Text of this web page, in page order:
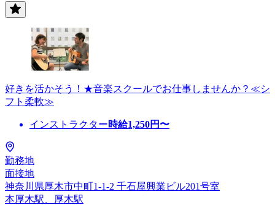
好きを活かそう！★音楽スクールでお仕事しませんか？≪シ
フト柔軟≫
インストラクター時給1,250円〜
勤務地
面接地
神奈川県厚木市中町1-1-2 千石屋興業ビル201号室
本厚木駅、厚木駅